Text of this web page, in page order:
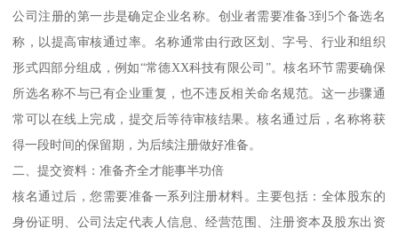
公司注册的第一步是确定企业名称。创业者需要准备3到5个备选名
称，以提高审核通过率。名称通常由行政区划、字号、行业和组织
形式四部分组成，例如“常德XX科技有限公司”。核名环节需要确保
所选名称不与已有企业重复，也不违反相关命名规范。这一步骤通
常可以在线上完成，提交后等待审核结果。核名通过后，名称将获
得一段时间的保留期，为后续注册做好准备。
二、提交资料：准备齐全才能事半功倍
核名通过后，您需要准备一系列注册材料。主要包括：全体股东的
身份证明、公司法定代表人信息、经营范围、注册资本及股东出资